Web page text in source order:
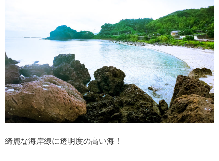
綺麗な海岸線に透明度の高い海！